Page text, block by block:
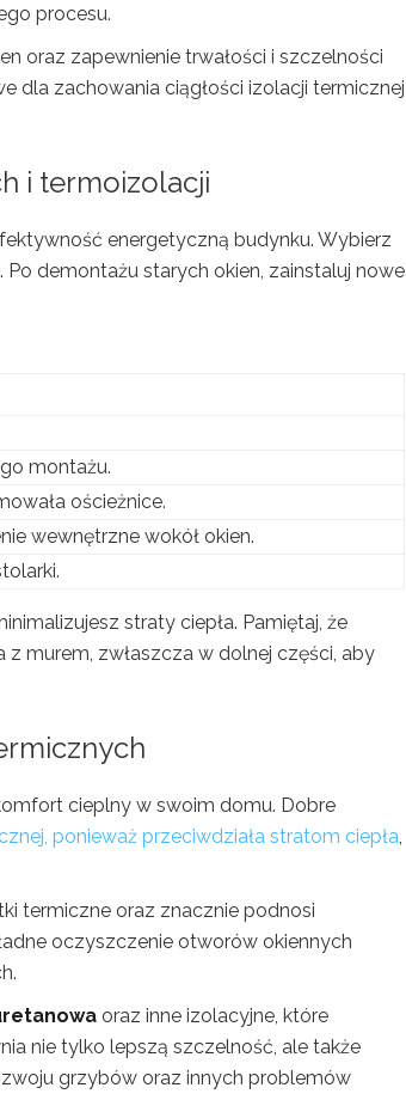
procesu.
oraz zapewnienie trwałości i szczelności
dla zachowania ciągłości izolacji termicznej
i termoizolacji
energetyczną budynku. Wybierz
demontażu starych okien, zainstaluj nowe
montażu.
ościeżnice.
wewnętrzne wokół okien.
straty ciepła. Pamiętaj, że
murem, zwłaszcza w dolnej części, aby
cieplny w swoim domu. Dobre
ponieważ przeciwdziała stratom ciepła
termiczne oraz znacznie podnosi
oczyszczenie otworów okiennych
oraz inne izolacyjne, które
nie tylko lepszą szczelność, ale także
grzybów oraz innych problemów